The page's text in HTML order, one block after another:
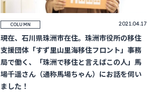
現在、石川県珠洲市在住。珠洲市役所の移住
支援団体「すず里山里海移住フロント」事務
局で働く、「珠洲で移住と言えばこの人」馬
場千遥さん（通称馬場ちゃん）にお話を伺い
ました！
COLUMN 2021.04.17